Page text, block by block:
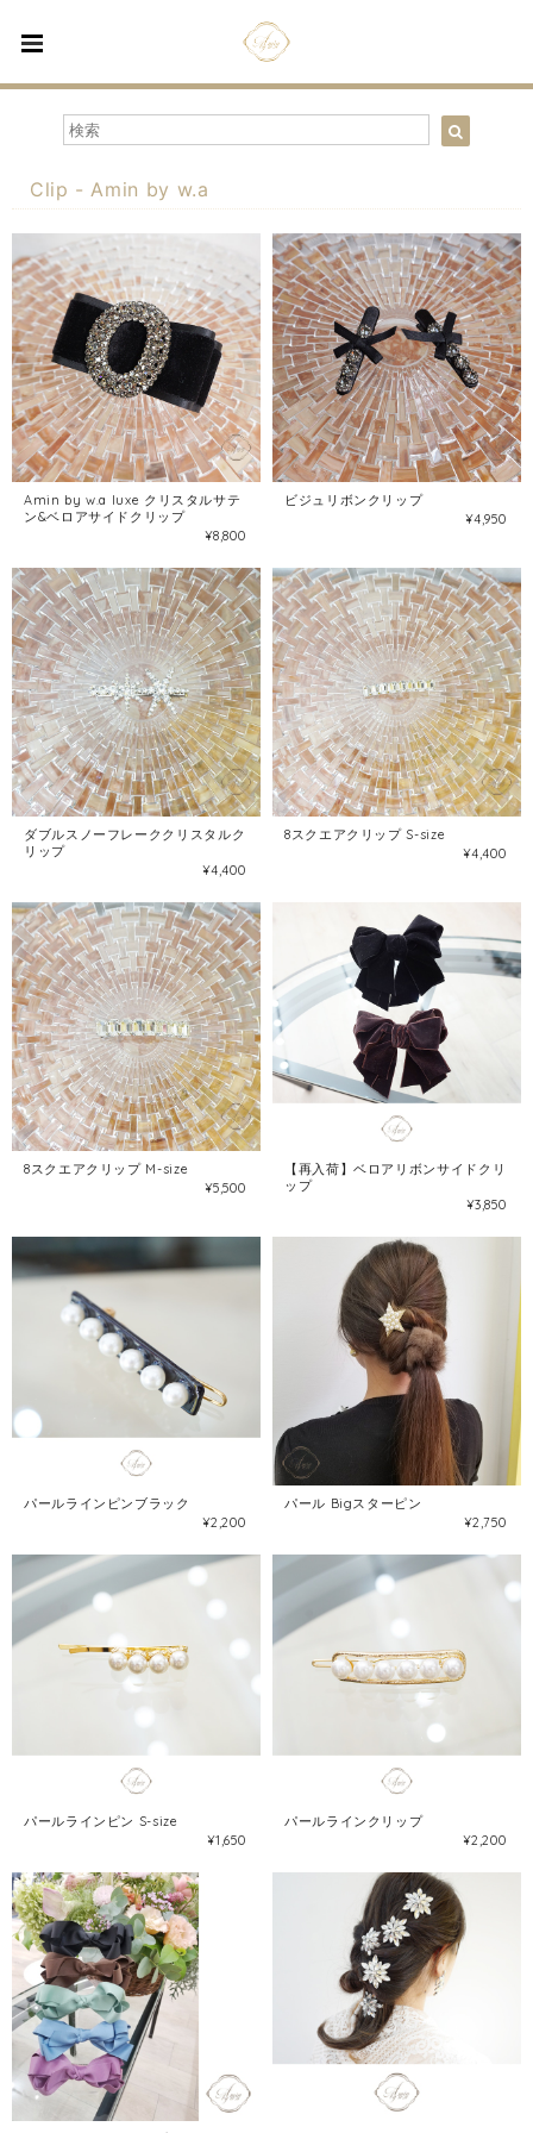
Clip - Amin by w.a
Amin by w.a luxe クリスタルサテ
ン&ベロアサイドクリップ
¥8,800
ビジュリボンクリップ
¥4,950
ダブルスノーフレーククリスタルク
リップ
¥4,400
8スクエアクリップ S-size
¥4,400
8スクエアクリップ M-size
¥5,500
【再入荷】ベロアリボンサイドクリ
ップ
¥3,850
パールラインピンブラック
¥2,200
パール Bigスターピン
¥2,750
パールラインピン S-size
¥1,650
パールラインクリップ
¥2,200